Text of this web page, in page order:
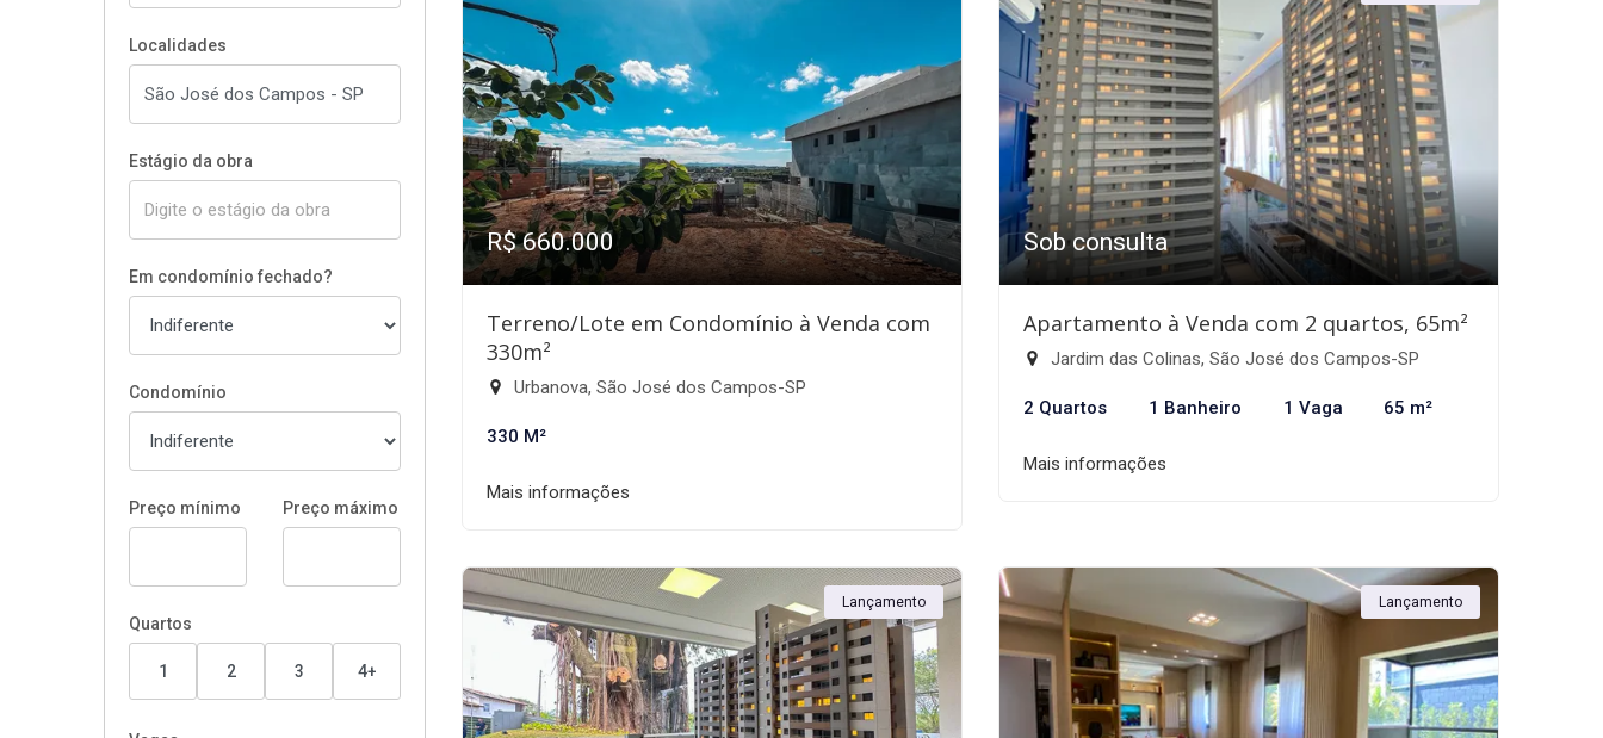
Localidades
Estágio da obra
Em condomínio fechado?
Condomínio
Preço mínimo Preço máximo
Quartos
1 2 3 4+
R$ 660.000
Terreno/Lote em Condomínio à Venda com
330m²
Urbanova, São José dos Campos-SP
330 M²
Mais informações
Sob consulta
Apartamento à Venda com 2 quartos, 65m²
Jardim das Colinas, São José dos Campos-SP
2 Quartos 1 Banheiro 1 Vaga 65 m²
Mais informações
Lançamento Lançamento